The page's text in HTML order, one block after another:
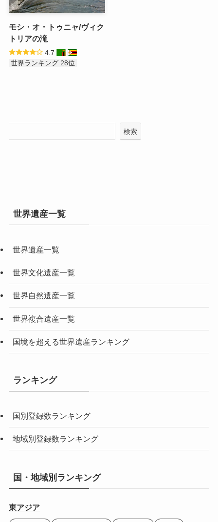
モシ・オ・トゥニャ/ヴィク
トリアの滝
4.7
世界ランキング 28位
検索
世界遺産一覧
世界遺産一覧
世界文化遺産一覧
世界自然遺産一覧
世界複合遺産一覧
国境を超える世界遺産ランキング
ランキング
国別登録数ランキング
地域別登録数ランキング
国・地域別ランキング
東アジア